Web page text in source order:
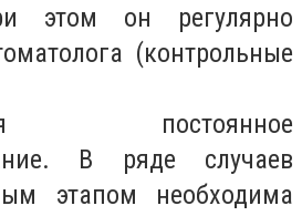
этом он регулярно
(контрольные
постоянное
В ряде случаев
этапом необходима